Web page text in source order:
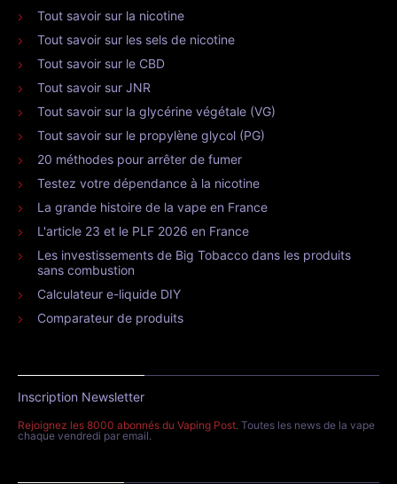
Tout savoir sur la nicotine
Tout savoir sur les sels de nicotine
Tout savoir sur le CBD
Tout savoir sur JNR
Tout savoir sur la glycérine végétale (VG)
Tout savoir sur le propylène glycol (PG)
20 méthodes pour arrêter de fumer
Testez votre dépendance à la nicotine
La grande histoire de la vape en France
L'article 23 et le PLF 2026 en France
Les investissements de Big Tobacco dans les produits
sans combustion
Calculateur e-liquide DIY
Comparateur de produits
Inscription Newsletter
Rejoignez les 8000 abonnés du Vaping Post. Toutes les news de la vape
chaque vendredi par email.